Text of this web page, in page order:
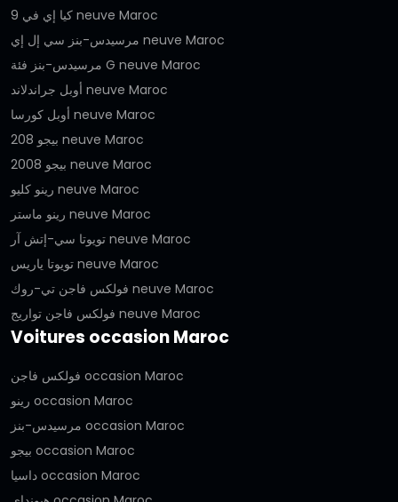
كيا إي في 9 neuve Maroc
مرسيدس-بنز سي إل إي neuve Maroc
مرسيدس-بنز فئة G neuve Maroc
أوبل جراندلاند neuve Maroc
أوبل كورسا neuve Maroc
بيجو 208 neuve Maroc
بيجو 2008 neuve Maroc
رينو كليو neuve Maroc
رينو ماستر neuve Maroc
تويوتا سي-إتش آر neuve Maroc
تويوتا ياريس neuve Maroc
فولكس فاجن تي-روك neuve Maroc
فولكس فاجن تواريج neuve Maroc
Voitures occasion Maroc
فولكس فاجن occasion Maroc
رينو occasion Maroc
مرسيدس-بنز occasion Maroc
بيجو occasion Maroc
داسيا occasion Maroc